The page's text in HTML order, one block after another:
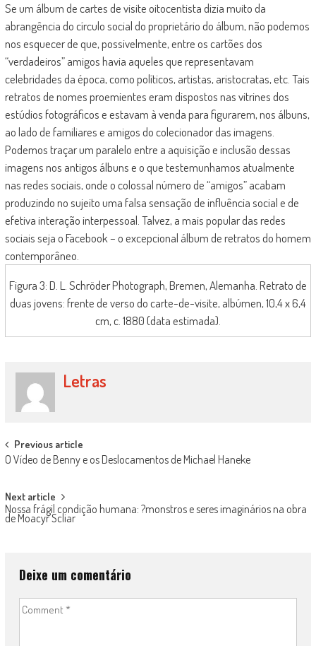
Se um álbum de cartes de visite oitocentista dizia muito da
abrangência do círculo social do proprietário do álbum, não podemos
nos esquecer de que, possivelmente, entre os cartões dos
“verdadeiros” amigos havia aqueles que representavam
celebridades da época, como políticos, artistas, aristocratas, etc. Tais
retratos de nomes proemientes eram dispostos nas vitrines dos
estúdios fotográficos e estavam à venda para figurarem, nos álbuns,
ao lado de familiares e amigos do colecionador das imagens.
Podemos traçar um paralelo entre a aquisição e inclusão dessas
imagens nos antigos álbuns e o que testemunhamos atualmente
nas redes sociais, onde o colossal número de “amigos” acabam
produzindo no sujeito uma falsa sensação de influência social e de
efetiva interação interpessoal. Talvez, a mais popular das redes
sociais seja o Facebook – o excepcional álbum de retratos do homem
contemporâneo.
Figura 3: D. L. Schröder Photograph, Bremen, Alemanha. Retrato de
duas jovens: frente de verso do carte-de-visite, albúmen, 10,4 x 6,4
cm, c. 1880 (data estimada).
Letras
Post
navigation
Previous article
O Vídeo de Benny e os Deslocamentos de Michael Haneke
Next article
Nossa frágil condição humana: ?monstros e seres imaginários na obra
de Moacyr Scliar
Deixe um comentário